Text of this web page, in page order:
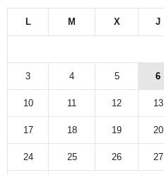
L M X J
3 4 5 6
10 11 12 13
17 18 19 20
24 25 26 27